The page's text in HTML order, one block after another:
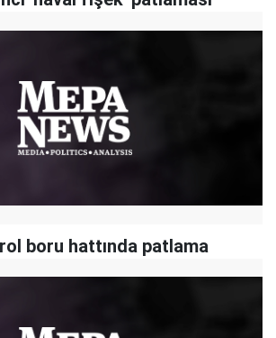
boru hattında patlama